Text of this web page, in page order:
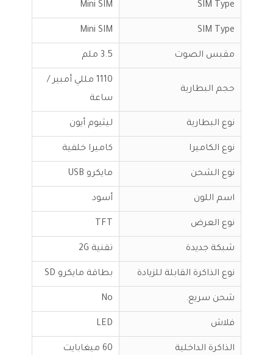
SIM Type
Mini SIM
SIM Type
Mini SIM
مقبس الصوت 3.5 ملم
حجم البطارية
1110 مللي أمبير /
ساعة
نوع البطارية ليثيوم أيون
نوع الكاميرا كاميرا خلفية
نوع الشحن مايكرو USB
اسم اللون أسود
نوع العرض TFT
شبكة جديدة تقنية 2G
نوع الذاكرة القابلة للزيادة بطاقة مايكرو SD
شحن سريع. No
فلاش LED
الذاكرة الداخلية 60 ميغابايت